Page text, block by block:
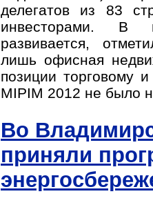
делегатов из 83
инвесторами. В
развивается,
лишь офисная
позиции торговому
MIPIM 2012 не было
Во
приняли